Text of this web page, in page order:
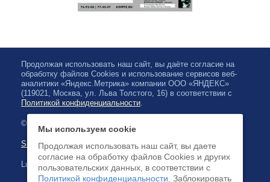
Продолжая использовать наш сайт, вы даёте согласие на
обработку файлов Cookies и использование сервисов веб-
аналитики «Яндекс.Метрика» компании ООО «ЯНДЕКС»
(119021, Москва, ул. Льва Толстого, 16) в соответствии с
Политикой конфиденциальности.
© 2026, Karjalan valtionfilharmonia
Sivuston kartta
Luottokortilla maksaminen on saatavilla
Мы используем cookie
Продолжая использовать наш сайт, вы даете
согласие на обработку файлов Cookies и других
пользовательских данных, в соответствии с
Политикой конфиденциальности . Заблокировать